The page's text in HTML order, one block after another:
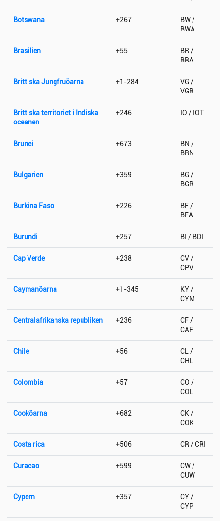
Botswana +267
BW /
BWA
Brasilien +55
BR /
BRA
Brittiska Jungfruöarna +1-284
VG /
VGB
Brittiska territoriet i Indiska
oceanen
+246 IO / IOT
Brunei +673
BN /
BRN
Bulgarien +359
BG /
BGR
Burkina Faso +226
BF /
BFA
Burundi +257 BI / BDI
Cap Verde +238
CV /
CPV
Caymanöarna +1-345
KY /
CYM
Centralafrikanska republiken +236
CF /
CAF
Chile +56
CL /
CHL
Colombia +57
CO /
COL
Cooköarna +682
CK /
COK
Costa rica +506 CR / CRI
Curacao +599
CW /
CUW
Cypern +357
CY /
CYP